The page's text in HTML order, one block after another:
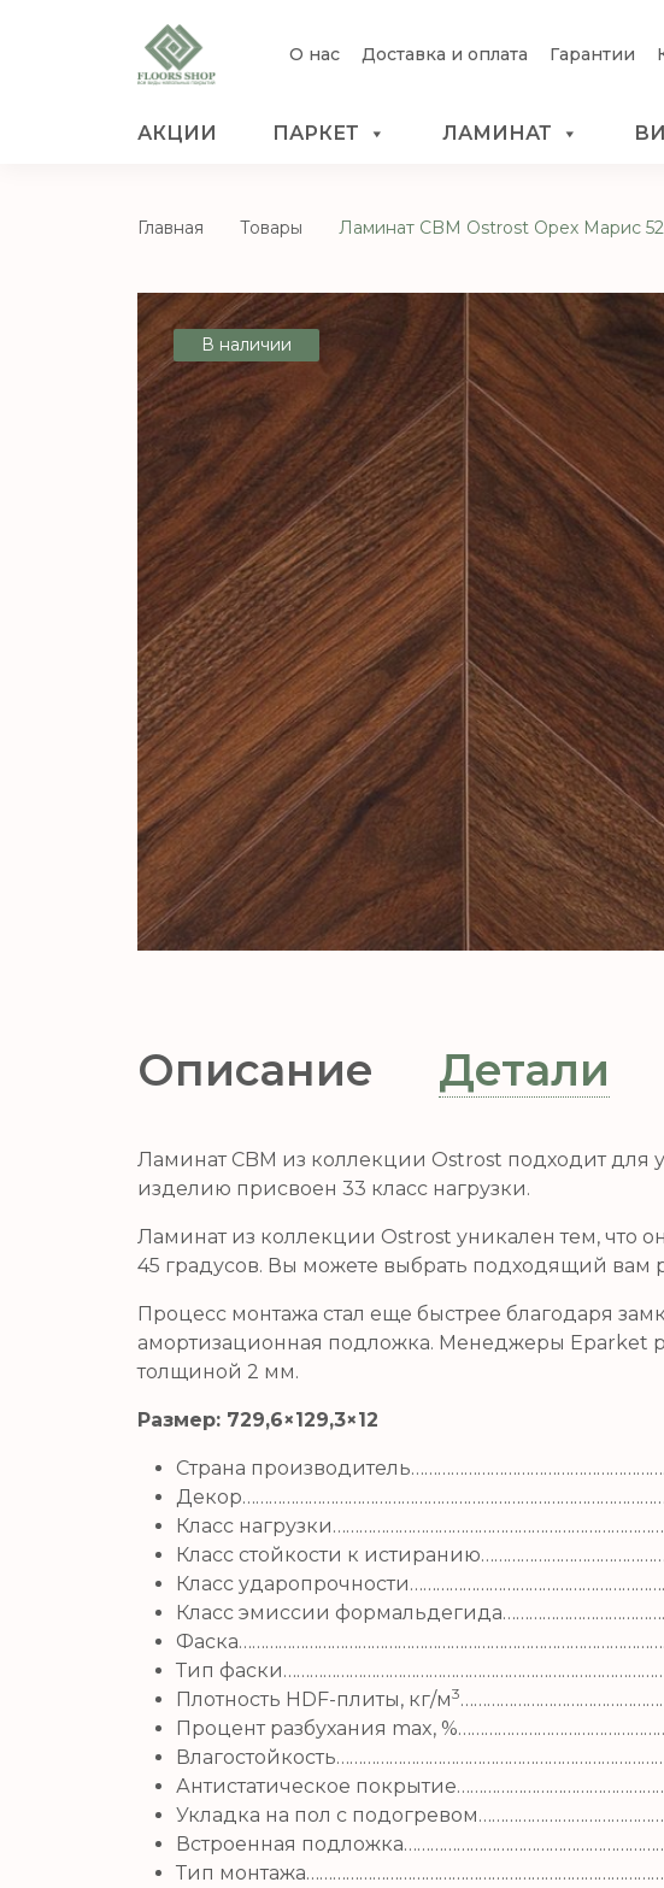
О нас Доставка и оплата Гарантии
АКЦИИ ПАРКЕТ ЛАМИНАТ
Главная Товары Ламинат CBM Ostrost Орех Марис
В наличии
Описание Детали
Ламинат CBM из коллекции Ostrost подходит для
изделию присвоен 33 класс нагрузки.
Ламинат из коллекции Ostrost уникален тем, что
45 градусов. Вы можете выбрать подходящий вам
Процесс монтажа стал еще быстрее благодаря
амортизационная подложка. Менеджеры Eparket
толщиной 2 мм.
Размер: 729,6×129,3×12
Страна
Класс
Класс стойкости к
Класс
Класс эмиссии
Тип
Плотность HDF-плиты, кг/м3
Процент разбухания max, %
Антистатическое
Укладка на пол c
Встроенная
Тип